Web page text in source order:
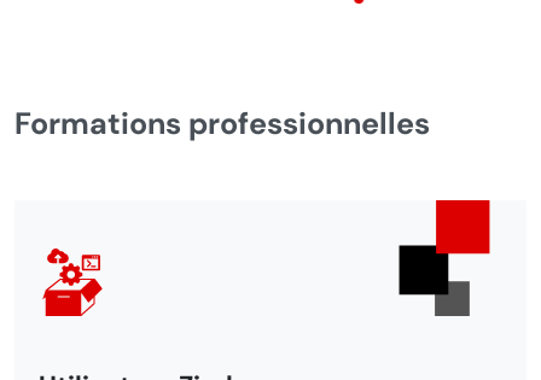
Formations professionnelles